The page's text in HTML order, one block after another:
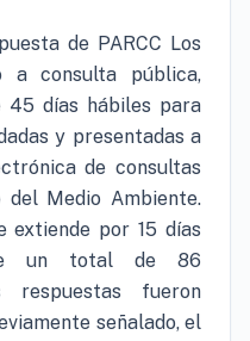
de PARCC Los
a consulta pública,
45 días hábiles para
y presentadas a
de consultas
del Medio Ambiente.
extiende por 15 días
un total de 86
respuestas fueron
señalado, el